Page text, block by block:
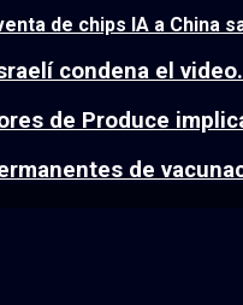
de chips IA a China
condena el
de Produce
de